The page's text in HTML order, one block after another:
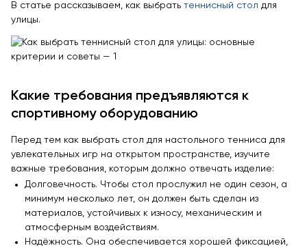
Скамейки
Уличные урны
Парковые качели
Навесы и беседки
Перголы
Лежаки и шезлонги
Стенды и указатели
Умный город
В статье рассказываем, как выбрать теннисный стол для
улицы.
Какие требования предъявляются к
спортивному оборудованию
Перед тем как выбрать стол для настольного тенниса для
увлекательных игр на открытом пространстве, изучите
важные требования, которым должно отвечать изделие:
Долговечность. Чтобы стол прослужил не один сезон, а
минимум несколько лет, он должен быть сделан из
материалов, устойчивых к износу, механическим и
атмосферным воздействиям.
Надёжность. Она обеспечивается хорошей фиксацией,